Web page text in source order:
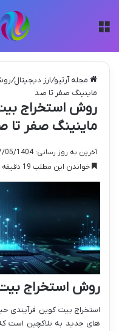
مجله آرتیو/ارز دیجیتال/
ماینینگ صفر تا صد
روش استخراج
ماینینگ صفر تا
آخرین به روز رسانی: 17/05/1404
خواندن این مطلب 19 دقیقه زمان میبرد
روش استخراج
استخراج بیت کوین فرآیندی
های جدید به بلاکچین است